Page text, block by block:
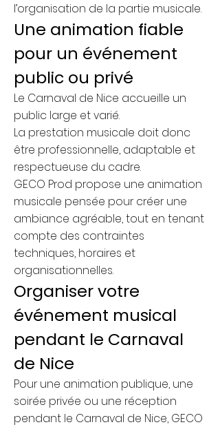
l’organisation de la partie musicale.
Une animation fiable
pour un événement
public ou privé
Le Carnaval de Nice accueille un
public large et varié.
La prestation musicale doit donc
être professionnelle, adaptable et
respectueuse du cadre.
GECO Prod propose une animation
musicale pensée pour créer une
ambiance agréable, tout en tenant
compte des contraintes
techniques, horaires et
organisationnelles.
Organiser votre
événement musical
pendant le Carnaval
de Nice
Pour une animation publique, une
soirée privée ou une réception
pendant le Carnaval de Nice, GECO